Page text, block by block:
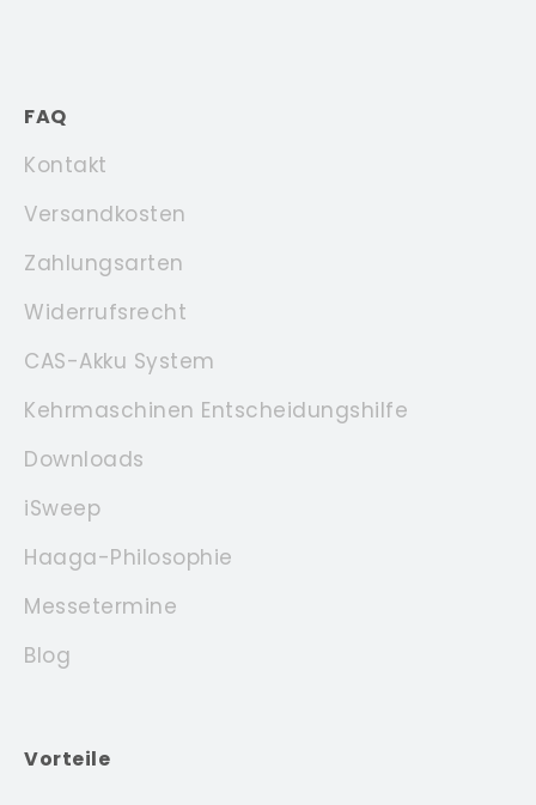
FAQ
Kontakt
Versandkosten
Zahlungsarten
Widerrufsrecht
CAS-Akku System
Kehrmaschinen Entscheidungshilfe
Downloads
iSweep
Haaga-Philosophie
Messetermine
Blog
Vorteile